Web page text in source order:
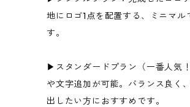
地にロゴ1点を配置する、ミニマ
す。
▶スタンダードプラン（一番人気
や文字追加が可能。バランス良く
出したい方におすすめです。